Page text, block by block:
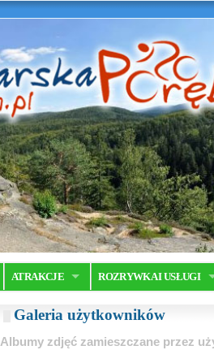
ATRAKCJE ROZRYWKA I USŁUGI
Galeria użytkowników
Albumy zdjęć zamieszczane przez